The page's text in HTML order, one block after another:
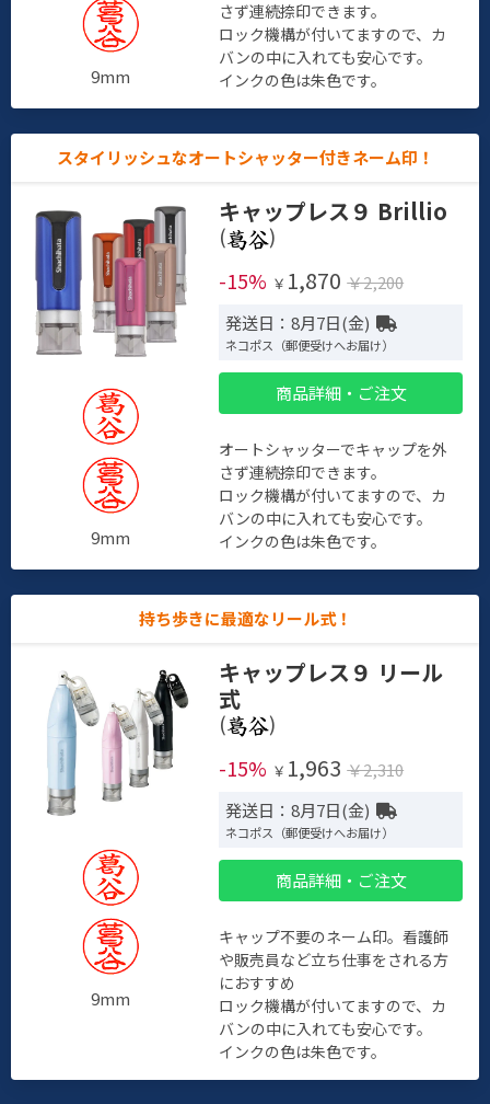
9mm
さず連続捺印できます。
ロック機構が付いてますので、カ
バンの中に入れても安心です。
インクの色は朱色です。
スタイリッシュなオートシャッター付きネーム印！
9mm
キャップレス９ Brillio
(
)
-15% ￥ 1,870 ￥2,200
発送日：8月7日(金)
ネコポス（郵便受けへお届け）
商品詳細・ご注文
オートシャッターでキャップを外
さず連続捺印できます。
ロック機構が付いてますので、カ
バンの中に入れても安心です。
インクの色は朱色です。
持ち歩きに最適なリール式！
9mm
キャップレス９ リール
式
(
)
-15% ￥ 1,963 ￥2,310
発送日：8月7日(金)
ネコポス（郵便受けへお届け）
商品詳細・ご注文
キャップ不要のネーム印。看護師
や販売員など立ち仕事をされる方
におすすめ
ロック機構が付いてますので、カ
バンの中に入れても安心です。
インクの色は朱色です。